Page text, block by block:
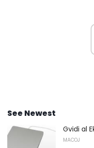
See Newest
Gvidi al
MACOJ